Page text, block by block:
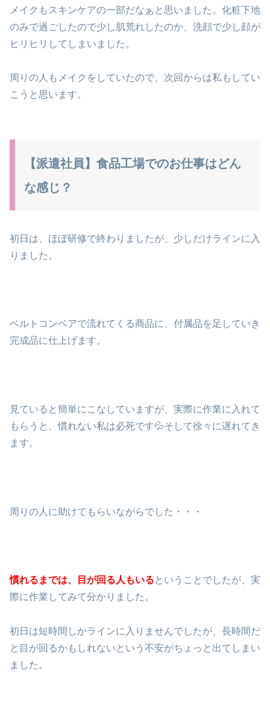
メイクもスキンケアの一部だなぁと思いました。化粧下地
のみで過ごしたので少し肌荒れしたのか、洗顔で少し顔が
ヒリヒリしてしまいました。
周りの人もメイクをしていたので、次回からは私もしてい
こうと思います。
【派遣社員】食品工場でのお仕事はどん
な感じ？
初日は、ほぼ研修で終わりましたが、少しだけラインに入
りました。
ベルトコンベアで流れてくる商品に、付属品を足していき
完成品に仕上げます。
見ていると簡単にこなしていますが、実際に作業に入れて
もらうと、慣れない私は必死です💦そして徐々に遅れてき
ます。
周りの人に助けてもらいながらでした・・・
慣れるまでは、目が回る人もいる ということでしたが、実
際に作業してみて分かりました。
初日は短時間しかラインに入りませんでしたが、長時間だ
と目が回るかもしれないという不安がちょっと出てしまい
ました。